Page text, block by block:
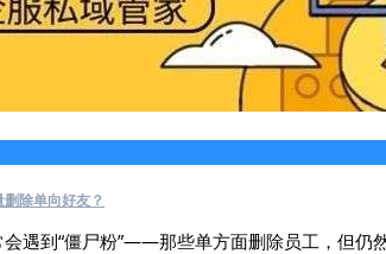
除单向好友？
遇到“僵尸粉”——那些单方面删除员工，但仍